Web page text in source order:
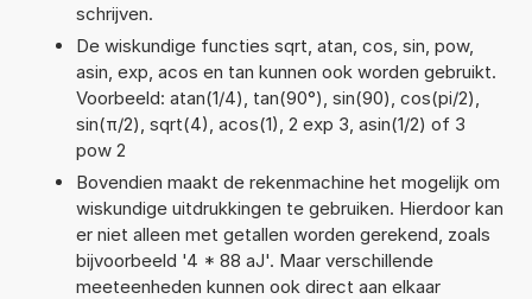
schrijven.
De wiskundige functies sqrt, atan, cos, sin, pow,
asin, exp, acos en tan kunnen ook worden gebruikt.
Voorbeeld: atan(1/4), tan(90°), sin(90), cos(pi/2),
sin(π/2), sqrt(4), acos(1), 2 exp 3, asin(1/2) of 3
pow 2
Bovendien maakt de rekenmachine het mogelijk om
wiskundige uitdrukkingen te gebruiken. Hierdoor kan
er niet alleen met getallen worden gerekend, zoals
bijvoorbeeld '4 * 88 aJ'. Maar verschillende
meeteenheden kunnen ook direct aan elkaar